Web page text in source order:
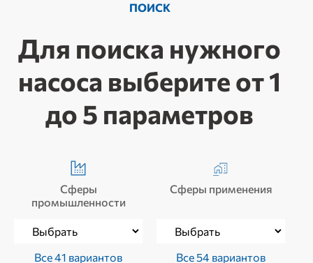
ПОИСК
Для поиска нужного
насоса выберите от 1
до 5 параметров
Сферы
промышленности
Все 41 вариантов
Сферы применения
Все 54 вариантов